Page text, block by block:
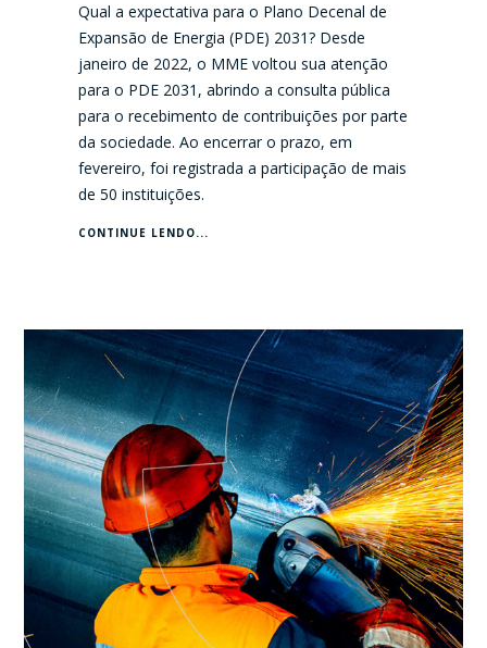
Qual a expectativa para o Plano Decenal de
Expansão de Energia (PDE) 2031? Desde
janeiro de 2022, o MME voltou sua atenção
para o PDE 2031, abrindo a consulta pública
para o recebimento de contribuições por parte
da sociedade. Ao encerrar o prazo, em
fevereiro, foi registrada a participação de mais
de 50 instituições.
CONTINUE LENDO...